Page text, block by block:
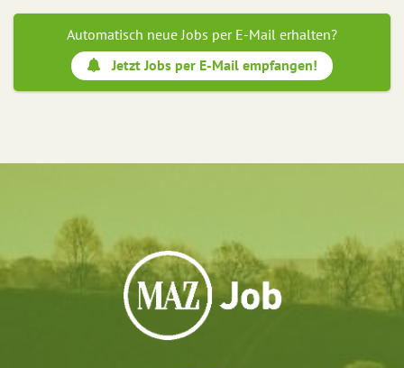
Automatisch neue Jobs per E-Mail erhalten?
Jetzt Jobs per E-Mail empfangen!